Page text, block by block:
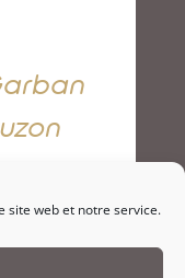
site web et notre service.